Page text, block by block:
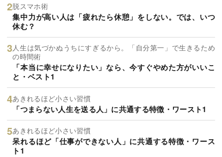
脱スマホ術
集中力が高い人は「疲れたら休憩」をしない。では、いつ
休む？
人生は気づかぬうちにすぎるから。「自分第一」で生きるため
の時間術
「本当に幸せになりたい」なら、今すぐやめた方がいいこ
と・ベスト1
あきれるほど小さい習慣
「つまらない人生を送る人」に共通する特徴・ワースト1
あきれるほど小さい習慣
呆れるほど「仕事ができない人」に共通する特徴・ワース
ト1